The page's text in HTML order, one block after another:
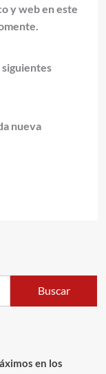
y web en este
nueva
Buscar
en los